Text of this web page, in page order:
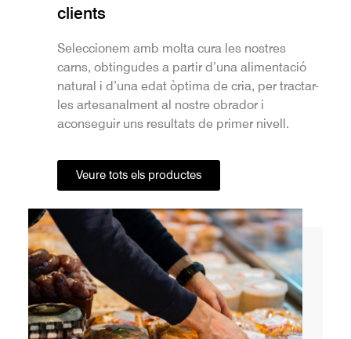
clients
Seleccionem amb molta cura les nostres
carns, obtingudes a partir d’una alimentació
natural i d’una edat òptima de cria, per tractar-
les artesanalment al nostre obrador i
aconseguir uns resultats de primer nivell.
Veure tots els productes